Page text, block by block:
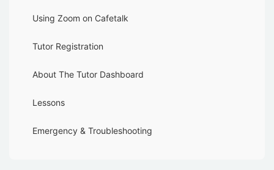
Using Zoom on Cafetalk
Tutor Registration
About The Tutor Dashboard
Lessons
Emergency & Troubleshooting